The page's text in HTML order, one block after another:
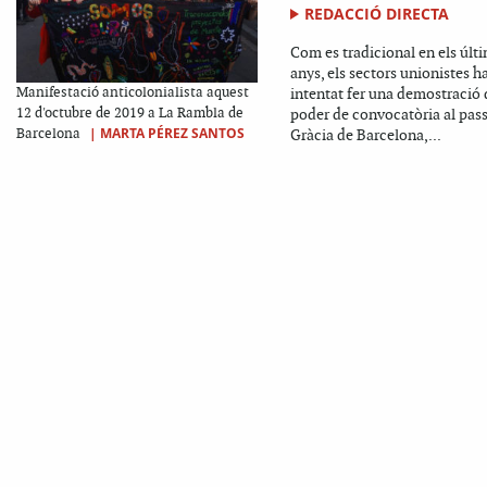
Manifestació anticolonialista aquest
12 d'octubre de 2019 a La Rambla de
Barcelona
| MARTA PÉREZ SANTOS
REDACCIÓ DIRECTA
Com es tradicional en els
anys, els sectors unionistes
intentat fer una demostració
poder de convocatòria al
Gràcia de Barcelona,...